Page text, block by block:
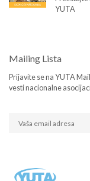
YUTA
Mailing Lista
Prijavite se na YUTA
vesti nacionalne